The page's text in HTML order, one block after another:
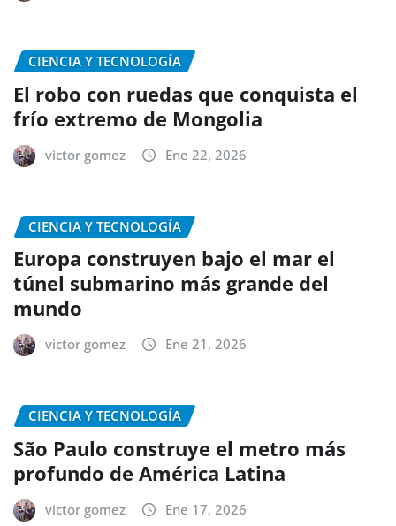
CIENCIA Y TECNOLOGÍA
El robo con ruedas que conquista el
frío extremo de Mongolia
victor gomez Ene 22, 2026
CIENCIA Y TECNOLOGÍA
Europa construyen bajo el mar el
túnel submarino más grande del
mundo
victor gomez Ene 21, 2026
CIENCIA Y TECNOLOGÍA
São Paulo construye el metro más
profundo de América Latina
victor gomez Ene 17, 2026